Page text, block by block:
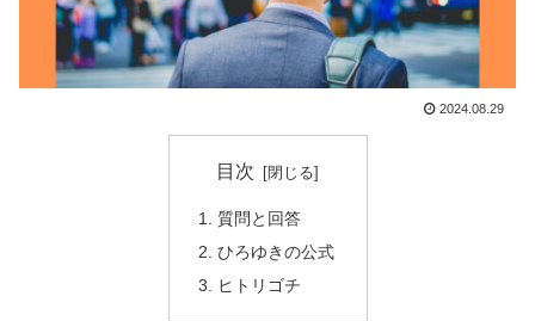
2024.08.29
目次
質問と回答
ひろゆきの公式
ヒトリゴチ